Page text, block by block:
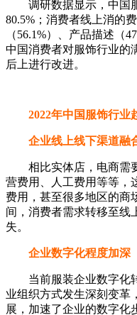
调研数据显示，中国服
80.5%；消费者线上消的
（56.1%）、产品描述（
中国消费者对服饰行业的
后上进行改进。
2022年中国服饰行业
企业线上线下渠道融
相比实体店，电商需要
营费用、人工费用等等，
费用，甚至很多地区的商
间，消费者需求转移至线
失。
企业数字化程度加深
当前服装企业数字化转
业组织方式发生深刻变革
展，加速了企业的数字化